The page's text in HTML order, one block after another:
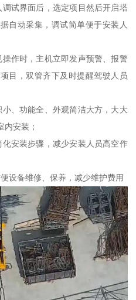
试界面后，选定项目然后开启塔
自动采集，调试简单便于安装人
作时，主机立即发声预警、报警
目，双管齐下及时提醒驾驶人员
、功能全、外观简洁大方，大大
安装；
安装步骤，减少安装人员高空作
设备维修、保养，减少维护费用